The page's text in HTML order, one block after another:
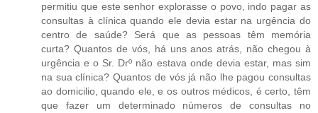
permitiu que este senhor explorasse o povo, indo pagar as
consultas à clínica quando ele devia estar na urgência do
centro de saúde? Será que as pessoas têm memória
curta? Quantos de vós, há uns anos atrás, não chegou à
urgência e o Sr. Drº não estava onde devia estar, mas sim
na sua clínica? Quantos de vós já não lhe pagou consultas
ao domicilio, quando ele, e os outros médicos, é certo, têm
que fazer um determinado números de consultas no